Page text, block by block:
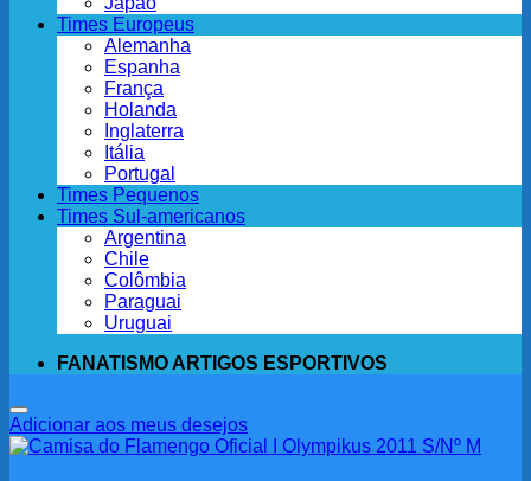
Times Europeus
Alemanha
Espanha
França
Holanda
Inglaterra
Itália
Portugal
Times Pequenos
Times Sul-americanos
Argentina
Chile
Colômbia
Paraguai
Uruguai
FANATISMO ARTIGOS ESPORTIVOS
Adicionar aos meus desejos